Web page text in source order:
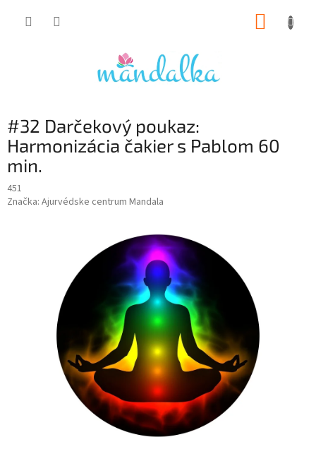
#32 Darčekový poukaz:
Harmonizácia čakier s Pablom 60
min.
451
Značka: Ajurvédske centrum Mandala